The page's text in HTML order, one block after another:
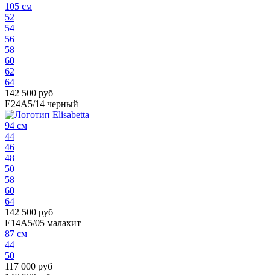
105 см
52
54
56
58
60
62
64
142 500 руб
E24A5/14 черный
94 см
44
46
48
50
58
60
64
142 500 руб
E14A5/05 малахит
87 см
44
50
117 000 руб